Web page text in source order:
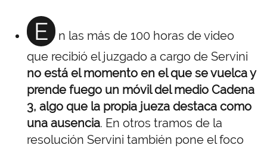
E
n las más de 100 horas de video
que recibió el juzgado a cargo de Servini
no está el momento en el que se vuelca y
prende fuego un móvil del medio Cadena
3, algo que la propia jueza destaca como
una ausencia. En otros tramos de la
resolución Servini también pone el foco